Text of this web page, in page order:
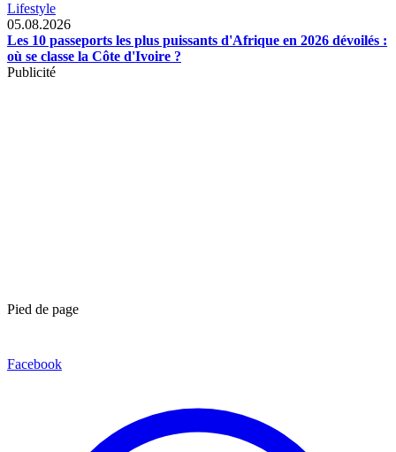
Lifestyle
05.08.2026
Les 10 passeports les plus puissants d'Afrique en 2026 dévoilés :
où se classe la Côte d'Ivoire ?
Publicité
Pied de page
Facebook